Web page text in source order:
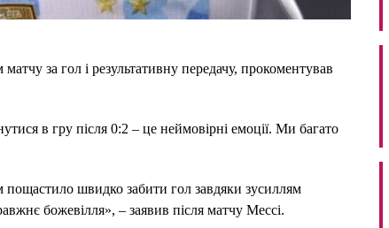
за гол і результативну передачу, прокоментував
в гру після 0:2 – це неймовірні емоції. Ми багато
пощастило швидко забити гол завдяки зусиллям
божевілля», – заявив після матчу Мессі.